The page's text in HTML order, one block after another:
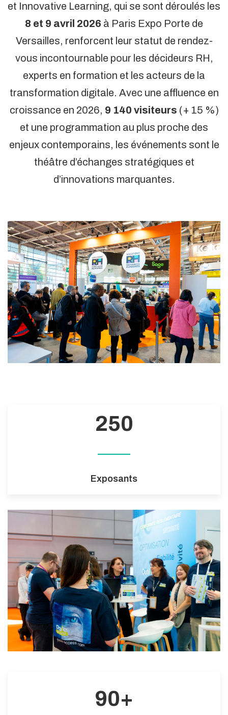
et Innovative Learning, qui se sont déroulés les
8 et 9 avril 2026 à Paris Expo Porte de
Versailles, renforcent leur statut de rendez-
vous incontournable pour les décideurs RH,
experts en formation et les acteurs de la
transformation digitale. Avec une affluence en
croissance en 2026, 9 140 visiteurs (+ 15 %)
et une programmation au plus proche des
enjeux contemporains, les événements sont le
théâtre d’échanges stratégiques et
d’innovations marquantes.
250
Exposants
90+